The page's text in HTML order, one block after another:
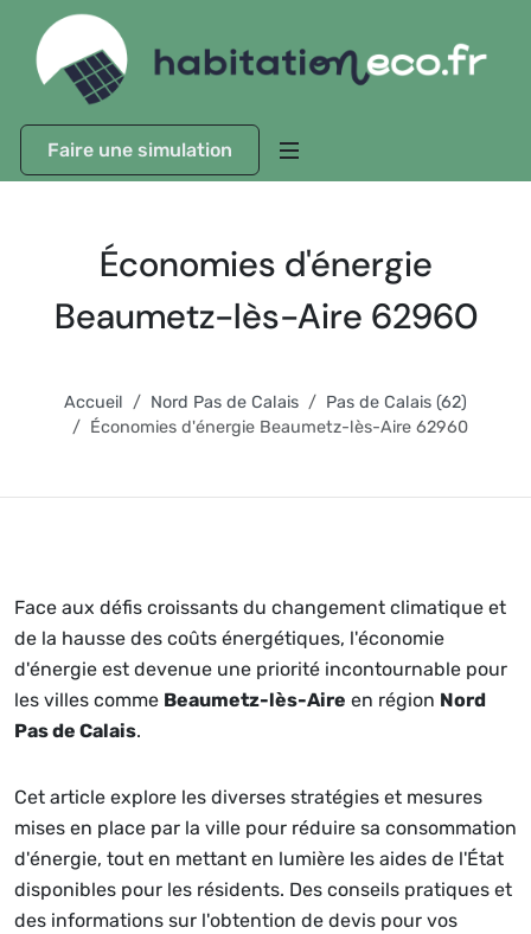
Faire une simulation
Économies d'énergie
Beaumetz-lès-Aire 62960
Accueil Nord Pas de Calais
Pas de Calais (62)
Économies d'énergie Beaumetz-lès-Aire 62960
Face aux défis croissants du changement climatique et
de la hausse des coûts énergétiques, l'économie
d'énergie est devenue une priorité incontournable pour
les villes comme Beaumetz-lès-Aire en région Nord
Pas de Calais.
Cet article explore les diverses stratégies et mesures
mises en place par la ville pour réduire sa consommation
d'énergie, tout en mettant en lumière les aides de l'État
disponibles pour les résidents. Des conseils pratiques et
des informations sur l'obtention de devis pour vos